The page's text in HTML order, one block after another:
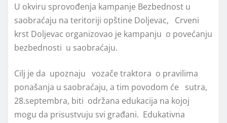
U okviru sprovođenja kampanje Bezbednost u
saobraćaju na teritoriji opštine Dolјevac, Crveni
krst Doljevac organizovao je kampanju o povećanju
bezbednosti u saobraćaju.
Cilj je da upoznaju vozače traktora o pravilima
ponašanja u saobraćaju, a tim povodom će sutra,
28.septembra, biti održana edukacija na kojoj
mogu da prisustvuju svi građani. Edukativna